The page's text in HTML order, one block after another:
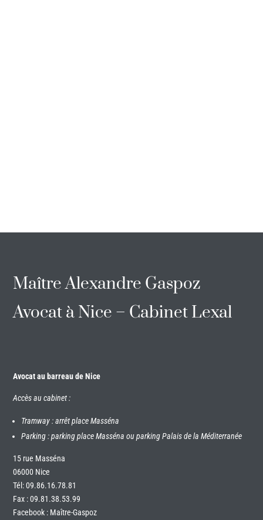
Maître Alexandre Gaspoz
Avocat à Nice – Cabinet Lexal
Avocat au barreau de Nice
Accès au cabinet :
Tramway : arrêt place Masséna
Parking : parking place Masséna ou parking Palais de la Méditerranée
15 rue Masséna
06000 Nice
Tél:09.86.16.78.81
Fax : 09.81.38.53.99
Facebook : Maître-Gaspoz